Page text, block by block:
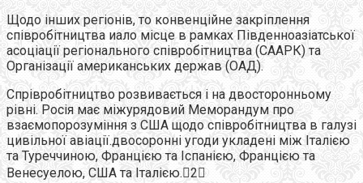
Щодо інших регіонів, то конвенційне закріплення
співробітництва иало місце в рамках Південноазіатської
асоціації регіонального співробітництва (СААРК) та
Організації американських держав (ОАД).
Спрівробітництво розвивається і на двосторонньому
рівні. Росія має міжурядовий Меморандум про
взаємопорозуміння з США щодо співробітництва в галузі
цивільної авіації.двосоронні угоди укладені між Італією
та Туреччиною, Францією та Іспанією, Францією та
Венесуелою, США та Італією.2